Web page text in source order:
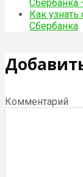
Сбербанка
Как
Сбербанка
Комментарий